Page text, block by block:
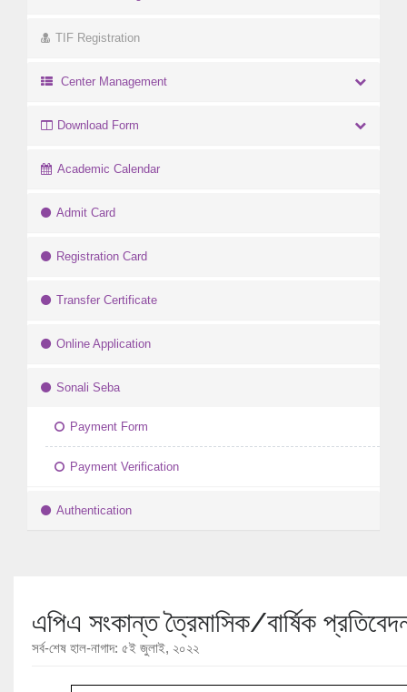
TIF Registration
Center Management
Download Form
Academic Calendar
Admit Card
Registration Card
Transfer Certificate
Online Application
Sonali Seba
Payment Form
Payment Verification
Authentication
এপিএ সংকান্ত ত্রৈমাসিক/বার্ষিক
সর্ব-শেষ হাল-নাগাদ: ৫ই জুলাই, ২০২২